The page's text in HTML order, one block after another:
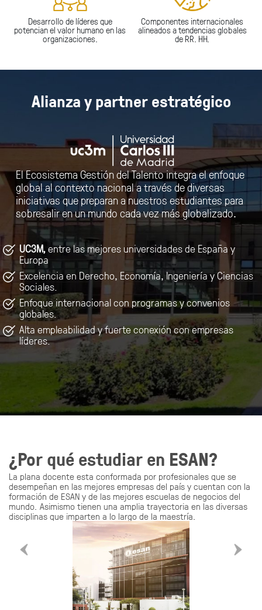
Desarrollo de líderes que
potencian el valor humano en las
organizaciones.
Componentes internacionales
alineados a tendencias globales
de RR. HH.
Alianza y partner estratégico
El Ecosistema Gestión del Talento integra el enfoque
global al contexto nacional a través de diversas
iniciativas que preparan a nuestros estudiantes para
sobresalir en un mundo cada vez más globalizado.
UC3M,entre las mejores universidades de España y
Europa
Excelencia en Derecho, Economía, Ingeniería y Ciencias
Sociales.
Enfoque internacional con programas y convenios
globales.
Alta empleabilidad y fuerte conexión con empresas
líderes.
¿Por qué estudiar en ESAN?
La plana docente esta conformada por profesionales que se
desempeñan en las mejores empresas del país y cuentan con la
formación de ESAN y de las mejores escuelas de negocios del
mundo. Asimismo tienen una amplia trayectoria en las diversas
disciplinas que imparten a lo largo de la maestría.
Previous Next